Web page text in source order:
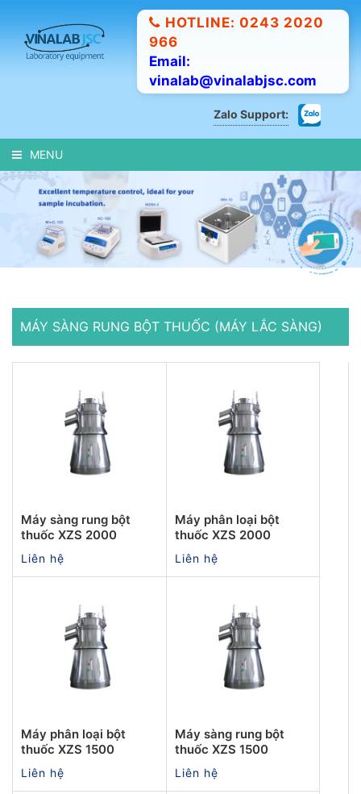
HOTLINE: 0243 2020
966
Email:
vinalab@vinalabjsc.com
Zalo Support:
MENU
MÁY SÀNG RUNG BỘT THUỐC (MÁY LẮC SÀNG)
Máy sàng rung bột
thuốc XZS 2000
Liên hệ
Máy phân loại bột
thuốc XZS 2000
Liên hệ
Máy phân loại bột
thuốc XZS 1500
Liên hệ
Máy sàng rung bột
thuốc XZS 1500
Liên hệ